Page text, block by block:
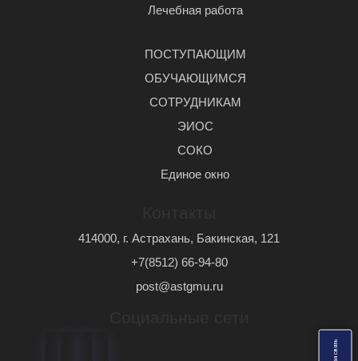
ь
Лечебная работа
ПОСТУПАЮЩИМ
ОБУЧАЮЩИМСЯ
СОТРУДНИКАМ
ЭИОС
СОКО
Единое окно
414000, г. Астрахань, Бакинская, 121
+7(8512) 66-94-80
post@astgmu.ru